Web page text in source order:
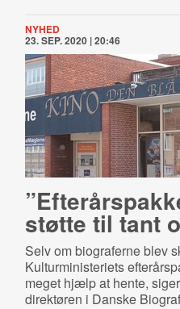
NYHED
23. SEP. 2020 | 20:46
støtte til tant
Selv om biograferne blev
Kulturministeriets
meget hjælp at hente,
direktøren i Danske